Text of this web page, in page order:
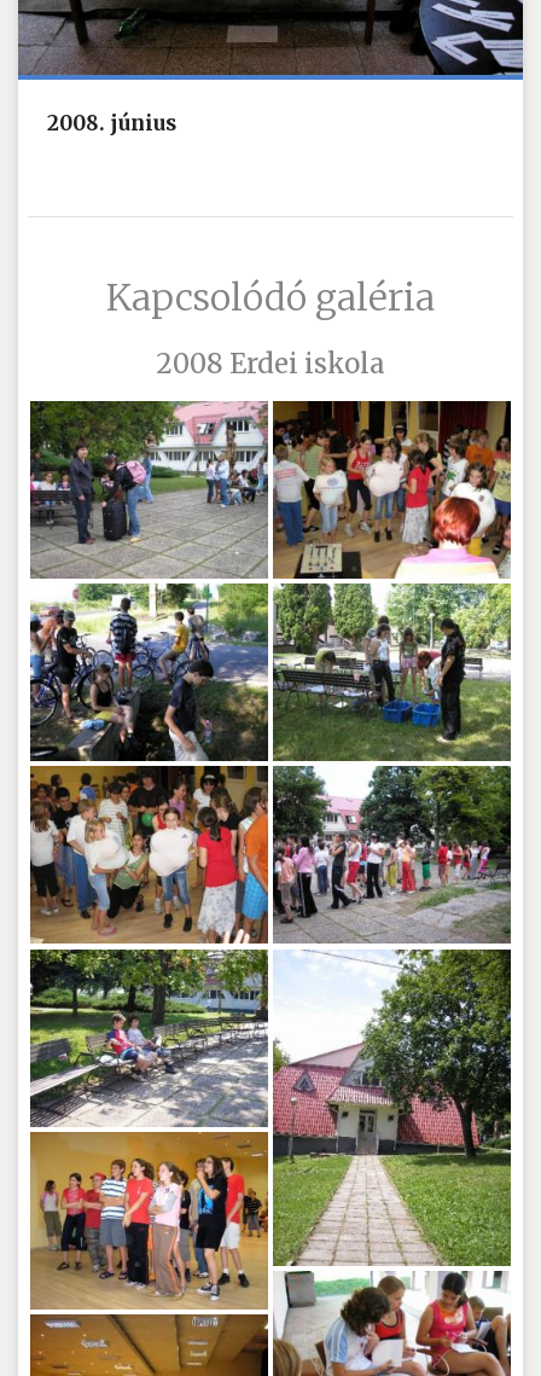
2008. június
Kapcsolódó galéria
2008 Erdei iskola